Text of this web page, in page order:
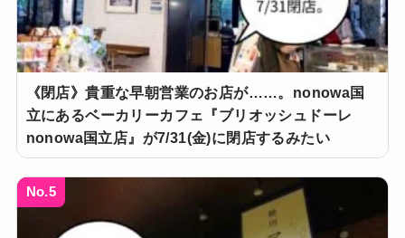
《閉店》貴重な早朝営業のお店が……。nonowa国
立にあるベーカリーカフェ『ブリオッシュドーレ
nonowa国立店』が7/31(金)に閉店するみたい
No.5